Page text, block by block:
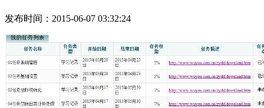
发布时间：2015-06-07 03:32:24